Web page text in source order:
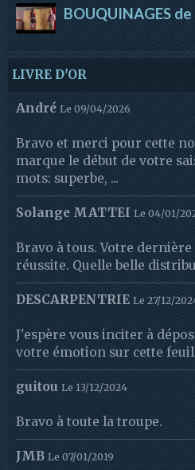
BOUQUINAGES
LIVRE D'OR
André Le 09/04/2026
Bravo et merci pour cette
marque le début de votre
mots: superbe, ...
Solange MATTEI Le 04/01/
Bravo à tous. Votre
réussite. Quelle belle
DESCARPENTRIE Le 27/12/
J'espère vous inciter à
votre émotion sur cette
guitou Le 13/12/2024
Bravo à toute la troupe.
JMB Le 07/01/2019